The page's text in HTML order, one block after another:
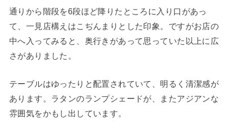
通りから階段を6段ほど降りたところに入り口があっ
て、一見店構えはこぢんまりとした印象。ですがお店の
中へ入ってみると、奥行きがあって思っていた以上に広
さがありました。
テーブルはゆったりと配置されていて、明るく清潔感が
あります。ラタンのランプシェードが、またアジアンな
雰囲気をかもし出しています。